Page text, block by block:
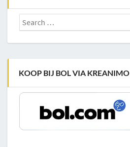
Search
for:
KOOP BIJ BOL VIA KREANIMO